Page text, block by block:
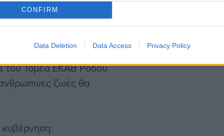
CONFIRM
Data Deletion Data Access Privacy Policy
σύντομα με
και στο ΕΚΑΒ
ελλείψεις
ότι, «…χωρίς
του Τομέα ΕΚΑΒ Ρόδου
ζωές θα